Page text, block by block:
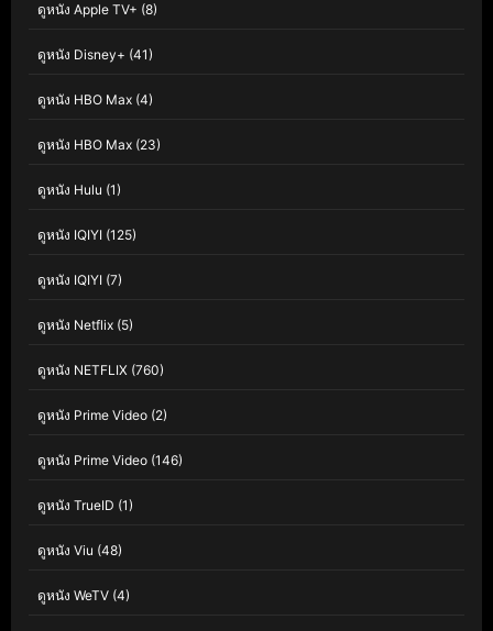
ดูหนัง Apple TV+ (8)
ดูหนัง Disney+ (41)
ดูหนัง HBO Max (4)
ดูหนัง HBO Max (23)
ดูหนัง Hulu (1)
ดูหนัง IQIYI (125)
ดูหนัง IQIYI (7)
ดูหนัง Netflix (5)
ดูหนัง NETFLIX (760)
ดูหนัง Prime Video (2)
ดูหนัง Prime Video (146)
ดูหนัง TrueID (1)
ดูหนัง Viu (48)
ดูหนัง WeTV (4)